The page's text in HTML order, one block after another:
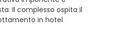
Il complesso ospita il
in hotel